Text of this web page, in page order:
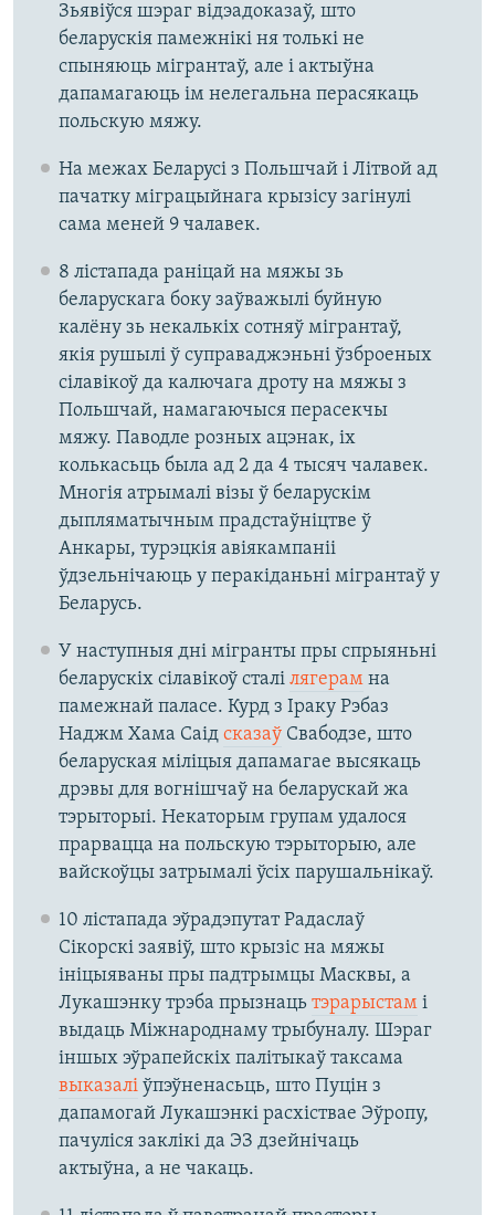
Зьявіўся шэраг відэадоказаў, што
беларускія памежнікі ня толькі не
спыняюць мігрантаў, але і актыўна
дапамагаюць ім нелегальна перасякаць
польскую мяжу.
На межах Беларусі з Польшчай і Літвой ад
пачатку міграцыйнага крызісу загінулі
сама меней 9 чалавек.
8 лістапада раніцай на мяжы зь
беларускага боку заўважылі буйную
калёну зь некалькіх сотняў мігрантаў,
якія рушылі ў суправаджэньні ўзброеных
сілавікоў да калючага дроту на мяжы з
Польшчай, намагаючыся перасекчы
мяжу. Паводле розных ацэнак, іх
колькасьць была ад 2 да 4 тысяч чалавек.
Многія атрымалі візы ў беларускім
дыпляматычным прадстаўніцтве ў
Анкары, турэцкія авіякампаніі
ўдзельнічаюць у перакіданьні мігрантаў у
Беларусь.
У наступныя дні мігранты пры спрыяньні
беларускіх сілавікоў сталі лягерамна
памежнай паласе. Курд з Іраку Рэбаз
Наджм Хама Саід сказаўСвабодзе, што
беларуская міліцыя дапамагае высякаць
дрэвы для вогнішчаў на беларускай жа
тэрыторыі. Некаторым групам удалося
прарвацца на польскую тэрыторыю, але
вайскоўцы затрымалі ўсіх парушальнікаў.
10 лістапада эўрадэпутат Радаслаў
Сікорскі заявіў, што крызіс на мяжы
ініцыяваны пры падтрымцы Масквы, а
Лукашэнку трэба прызнаць тэрарыстамі
выдаць Міжнароднаму трыбуналу. Шэраг
іншых эўрапейскіх палітыкаў таксама
выказаліўпэўненасьць, што Пуцін з
дапамогай Лукашэнкі расхіствае Эўропу,
пачуліся заклікі да ЭЗ дзейнічаць
актыўна, а не чакаць.